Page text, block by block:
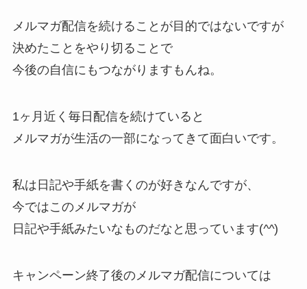
メルマガ配信を続けることが目的ではないですが
決めたことをやり切ることで
今後の自信にもつながりますもんね。
1ヶ月近く毎日配信を続けていると
メルマガが生活の一部になってきて面白いです。
私は日記や手紙を書くのが好きなんですが、
今ではこのメルマガが
日記や手紙みたいなものだなと思っています(^^)
キャンペーン終了後のメルマガ配信については